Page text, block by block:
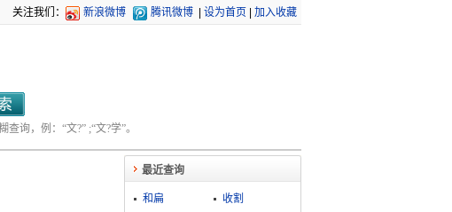
关注我们： 新浪微博 腾讯微博 设为首页 加入收藏
询，例：“文?” ;“文?学”。
最近查询
和扁
收割